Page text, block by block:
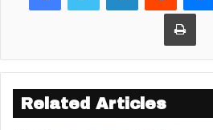
Related Articles